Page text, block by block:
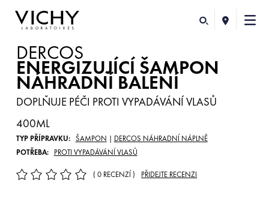
DERCOS
ENERGIZUJÍCÍ ŠAMPON
NÁHRADNÍ BALENÍ
DOPLŇUJE PÉČI PROTI VYPADÁVÁNÍ VLASŮ
400ML
TYP PŘÍPRAVKU: ŠAMPON | DERCOS NÁHRADNÍ NÁPLNĚ
POTŘEBA:
PROTI VYPADÁVÁNÍ VLASŮ
( 0 RECENZÍ ) PŘIDEJTE RECENZI